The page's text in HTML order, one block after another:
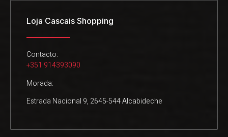
Loja Cascais Shopping
Contacto:
+351 914393090
Morada:
Estrada Nacional 9, 2645-544 Alcabideche